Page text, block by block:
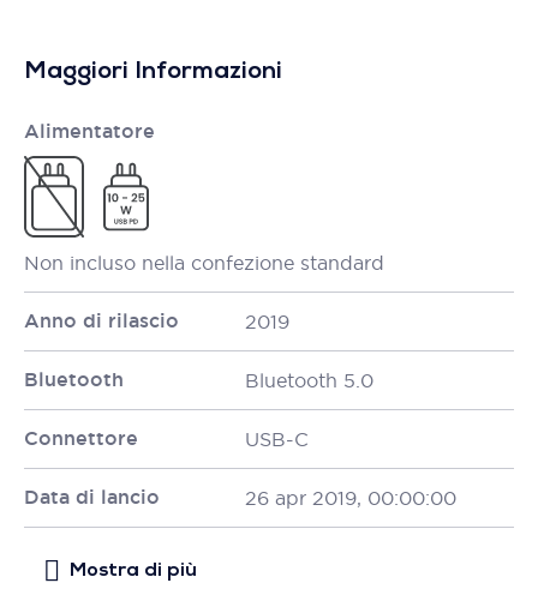
Maggiori Informazioni
Alimentatore
Non incluso nella confezione standard
Anno di rilascio 2019
Bluetooth Bluetooth 5.0
Connettore USB-C
Data di lancio 26 apr 2019, 00:00:00